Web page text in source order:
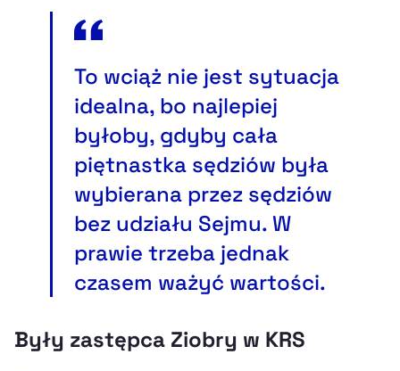
To wciąż nie jest sytuacja
idealna, bo najlepiej
byłoby, gdyby cała
piętnastka sędziów była
wybierana przez sędziów
bez udziału Sejmu. W
prawie trzeba jednak
czasem ważyć wartości.
Były zastępca Ziobry w KRS